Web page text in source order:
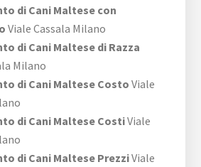
di Cani Maltese con
Viale Cassala Milano
di Cani Maltese di Razza
Milano
di Cani Maltese Costo Viale
di Cani Maltese CostiViale
di Cani Maltese PrezziViale